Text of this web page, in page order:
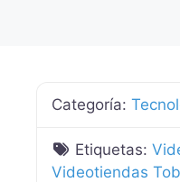
Categoría:
Etiquetas:
Videotiendas